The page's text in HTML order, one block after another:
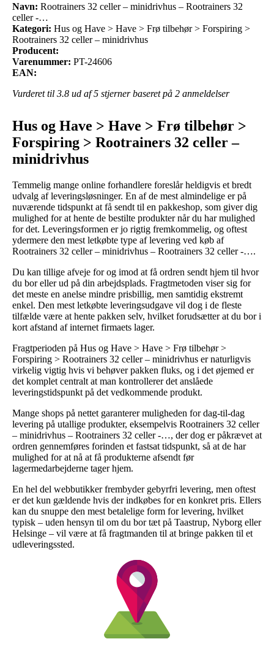
Navn: Rootrainers 32 celler – minidrivhus – Rootrainers 32
celler -…
Kategori: Hus og Have > Have > Frø tilbehør > Forspiring >
Rootrainers 32 celler – minidrivhus
Producent:
Varenummer: PT-24606
EAN:
Vurderet til 3.8 ud af 5 stjerner baseret på 2 anmeldelser
Hus og Have > Have > Frø tilbehør >
Forspiring > Rootrainers 32 celler –
minidrivhus
Temmelig mange online forhandlere foreslår heldigvis et bredt
udvalg af leveringsløsninger. En af de mest almindelige er på
nuværende tidspunkt at få sendt til en pakkeshop, som giver dig
mulighed for at hente de bestilte produkter når du har mulighed
for det. Leveringsformen er jo rigtig fremkommelig, og oftest
ydermere den mest letkøbte type af levering ved køb af
Rootrainers 32 celler – minidrivhus – Rootrainers 32 celler -….
Du kan tillige afveje for og imod at få ordren sendt hjem til hvor
du bor eller ud på din arbejdsplads. Fragtmetoden viser sig for
det meste en anelse mindre prisbillig, men samtidig ekstremt
enkel. Den mest letkøbte leveringsudgave vil dog i de fleste
tilfælde være at hente pakken selv, hvilket forudsætter at du bor i
kort afstand af internet firmaets lager.
Fragtperioden på Hus og Have > Have > Frø tilbehør >
Forspiring > Rootrainers 32 celler – minidrivhus er naturligvis
virkelig vigtig hvis vi behøver pakken fluks, og i det øjemed er
det komplet centralt at man kontrollerer det anslåede
leveringstidspunkt på det vedkommende produkt.
Mange shops på nettet garanterer muligheden for dag-til-dag
levering på utallige produkter, eksempelvis Rootrainers 32 celler
– minidrivhus – Rootrainers 32 celler -…, der dog er påkrævet at
ordren gennemføres forinden et fastsat tidspunkt, så at de har
mulighed for at nå at få produkterne afsendt før
lagermedarbejderne tager hjem.
En hel del webbutikker frembyder gebyrfri levering, men oftest
er det kun gældende hvis der indkøbes for en konkret pris. Ellers
kan du snuppe den mest betalelige form for levering, hvilket
typisk – uden hensyn til om du bor tæt på Taastrup, Nyborg eller
Helsinge – vil være at få fragtmanden til at bringe pakken til et
udleveringssted.